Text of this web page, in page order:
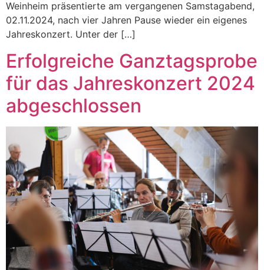
Weinheim präsentierte am vergangenen Samstagabend,
02.11.2024, nach vier Jahren Pause wieder ein eigenes
Jahreskonzert. Unter der […]
Erfolgreiche Ganztagsprobe
für das Jahreskonzert 2024
abgeschlossen